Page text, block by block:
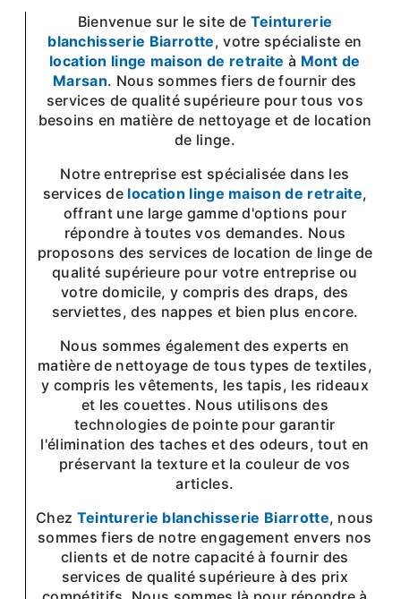
Bienvenue sur le site de Teinturerie
blanchisserie Biarrotte, votre spécialiste en
location linge maison de retraite à Mont de
Marsan. Nous sommes fiers de fournir des
services de qualité supérieure pour tous vos
besoins en matière de nettoyage et de location
de linge.
Notre entreprise est spécialisée dans les
services de location linge maison de retraite,
offrant une large gamme d'options pour
répondre à toutes vos demandes. Nous
proposons des services de location de linge de
qualité supérieure pour votre entreprise ou
votre domicile, y compris des draps, des
serviettes, des nappes et bien plus encore.
Nous sommes également des experts en
matière de nettoyage de tous types de textiles,
y compris les vêtements, les tapis, les rideaux
et les couettes. Nous utilisons des
technologies de pointe pour garantir
l'élimination des taches et des odeurs, tout en
préservant la texture et la couleur de vos
articles.
Chez Teinturerie blanchisserie Biarrotte, nous
sommes fiers de notre engagement envers nos
clients et de notre capacité à fournir des
services de qualité supérieure à des prix